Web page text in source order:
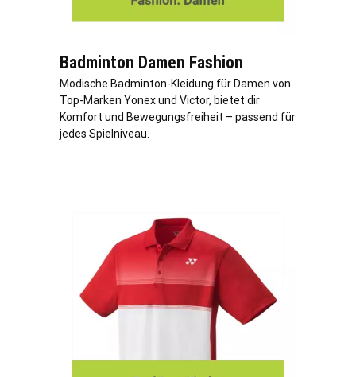
Badminton Damen Fashion
Modische Badminton-Kleidung für Damen von
Top-Marken Yonex und Victor, bietet dir
Komfort und Bewegungsfreiheit – passend für
jedes Spielniveau.